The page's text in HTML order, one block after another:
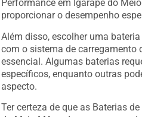
proporcionar o desempenho
Além disso, escolher uma
com o sistema de carregamento
essencial. Algumas baterias
específicos, enquanto outras
aspecto.
Ter certeza de que as Baterias